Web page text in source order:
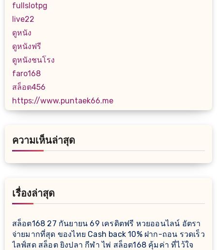
fullslotpg
live22
ดูหนัง
ดูหนังฟรี
ดูหนังชนโรง
faro168
สล็อต456
https://www.puntaek66.me
ความเห็นล่าสุด
เรื่องล่าสุด
สล็อต168 27 กันยายน 69 เครดิตฟรี หวยออนไลน์ อัตรา
จ่ายมากที่สุด ของไทย Cash back 10% ฝาก-ถอน รวดเร็ว
ไลฟ์สด สล็อต ยิงปลา กีฬา ไพ่ สล็อต168 คุ้มค่า ที่ไว้ใจ